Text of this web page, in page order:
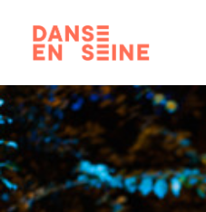
CRÉATIONS
DISPOSITIFS ARTISTIQUES
À PROPOS